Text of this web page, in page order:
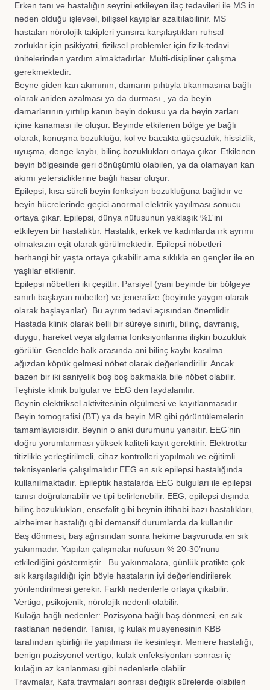
Erken tanı ve hastalığın seyrini etkileyen ilaç tedavileri ile MS in
neden olduğu işlevsel, bilişsel kayıplar azaltılabilinir. MS
hastaları nörolojik takipleri yansıra karşılaştıkları ruhsal
zorluklar için psikiyatri, fiziksel problemler için fizik-tedavi
ünitelerinden yardım almaktadırlar. Multi-disipliner çalışma
gerekmektedir.
Beyne giden kan akımının, damarın pıhtıyla tıkanmasına bağlı
olarak aniden azalması ya da durması , ya da beyin
damarlarının yırtılıp kanın beyin dokusu ya da beyin zarları
içine kanaması ile oluşur. Beyinde etkilenen bölge ye bağlı
olarak, konuşma bozukluğu, kol ve bacakta güçsüzlük, hissizlik,
uyuşma, denge kaybı, bilinç bozuklukları ortaya çıkar. Etkilenen
beyin bölgesinde geri dönüşümlü olabilen, ya da olamayan kan
akımı yetersizliklerine bağlı hasar oluşur.
Epilepsi, kısa süreli beyin fonksiyon bozukluğuna bağlıdır ve
beyin hücrelerinde geçici anormal elektrik yayılması sonucu
ortaya çıkar. Epilepsi, dünya nüfusunun yaklaşık %1'ini
etkileyen bir hastalıktır. Hastalık, erkek ve kadınlarda ırk ayrımı
olmaksızın eşit olarak görülmektedir. Epilepsi nöbetleri
herhangi bir yaşta ortaya çıkabilir ama sıklıkla en gençler ile en
yaşlılar etkilenir.
Epilepsi nöbetleri iki çeşittir: Parsiyel (yani beyinde bir bölgeye
sınırlı başlayan nöbetler) ve jeneralize (beyinde yaygın olarak
olarak başlayanlar). Bu ayrım tedavi açısından önemlidir.
Hastada klinik olarak belli bir süreye sınırlı, bilinç, davranış,
duygu, hareket veya algılama fonksiyonlarına ilişkin bozukluk
görülür. Genelde halk arasında ani bilinç kaybı kasılma
ağızdan köpük gelmesi nöbet olarak değerlendirilir. Ancak
bazen bir iki saniyelik boş boş bakmakla bile nöbet olabilir.
Teşhiste klinik bulgular ve EEG den faydalanılır.
Beynin elektriksel aktivitesinin ölçülmesi ve kayıtlanmasıdır.
Beyin tomografisi (BT) ya da beyin MR gibi görüntülemelerin
tamamlayıcısıdır. Beynin o anki durumunu yansıtır. EEG’nin
doğru yorumlanması yüksek kaliteli kayıt gerektirir. Elektrotlar
titizlikle yerleştirilmeli, cihaz kontrolleri yapılmalı ve eğitimli
teknisyenlerle çalışılmalıdır.EEG en sık epilepsi hastalığında
kullanılmaktadır. Epileptik hastalarda EEG bulguları ile epilepsi
tanısı doğrulanabilir ve tipi belirlenebilir. EEG, epilepsi dışında
bilinç bozuklukları, ensefalit gibi beynin iltihabi bazı hastalıkları,
alzheimer hastalığı gibi demansif durumlarda da kullanılır.
Baş dönmesi, baş ağrısından sonra hekime başvuruda en sık
yakınmadır. Yapılan çalışmalar nüfusun % 20-30’nunu
etkilediğini göstermiştir . Bu yakınmalara, günlük pratikte çok
sık karşılaşıldığı için böyle hastaların iyi değerlendirilerek
yönlendirilmesi gerekir. Farklı nedenlerle ortaya çıkabilir.
Vertigo, psikojenik, nörolojik nedenli olabilir.
Kulağa bağlı nedenler: Pozisyona bağlı baş dönmesi, en sık
rastlanan nedendir. Tanısı, iç kulak muayenesinin KBB
tarafından işbirliği ile yapılması ile kesinleşir. Meniere hastalığı,
benign pozisyonel vertigo, kulak enfeksiyonları sonrası iç
kulağın az kanlanması gibi nedenlerle olabilir.
Travmalar, Kafa travmaları sonrası değişik sürelerde olabilen